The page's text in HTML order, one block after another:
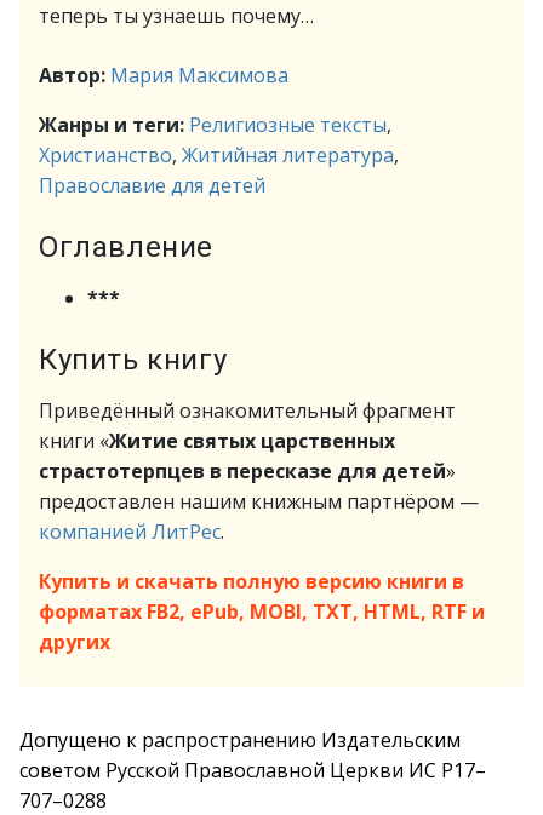
теперь ты узнаешь почему…
Автор: Мария Максимова
Жанры и теги: Религиозные тексты,
Христианство, Житийная литература,
Православие для детей
Оглавление
***
Купить книгу
Приведённый ознакомительный фрагмент
книги «Житие святых царственных
страстотерпцев в пересказе для детей»
предоставлен нашим книжным партнёром —
компанией ЛитРес.
Купить и скачать полную версию книги в
форматах FB2, ePub, MOBI, TXT, HTML, RTF и
других
Допущено к распространению Издательским
советом Русской Православной Церкви ИС Р17–
707–0288